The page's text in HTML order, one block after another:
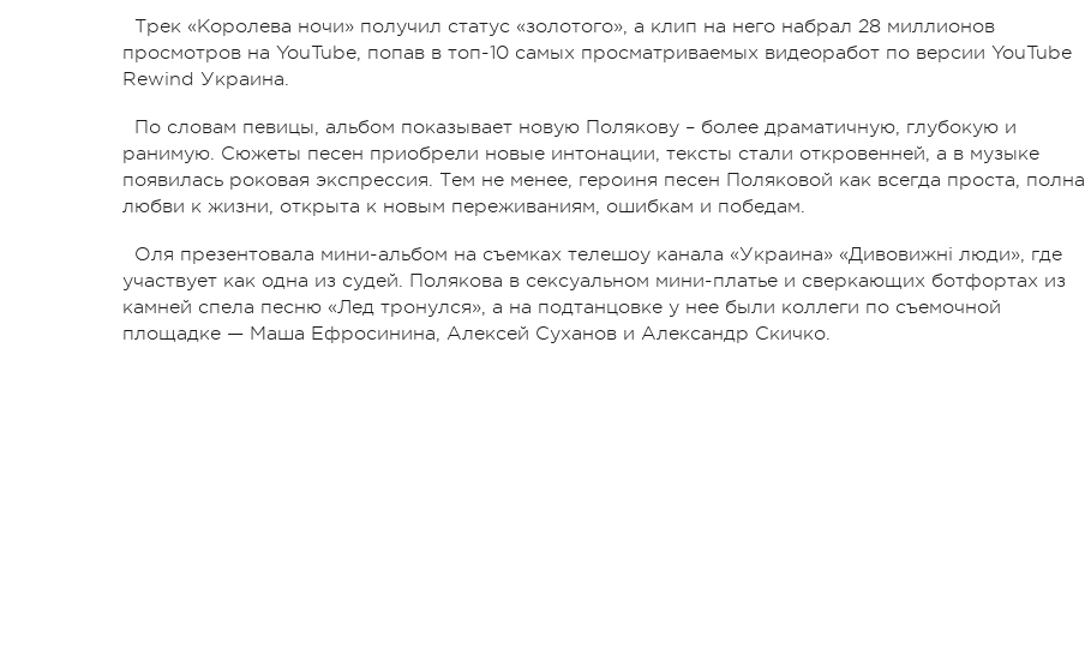
Трек «Королева ночи» получил статус «золотого», а клип на него набрал 28 миллионов
просмотров на YouTube, попав в топ-10 самых просматриваемых видеоработ по версии YouTube
Rewind Украина.
По словам певицы, альбом показывает новую Полякову – более драматичную, глубокую и
ранимую. Сюжеты песен приобрели новые интонации, тексты стали откровенней, а в музыке
появилась роковая экспрессия. Тем не менее, героиня песен Поляковой как всегда проста, полна
любви к жизни, открыта к новым переживаниям, ошибкам и победам.
Оля презентовала мини-альбом на съемках телешоу канала «Украина» «Дивовижні люди», где
участвует как одна из судей. Полякова в сексуальном мини-платье и сверкающих ботфортах из
камней спела песню «Лед тронулся», а на подтанцовке у нее были коллеги по съемочной
площадке — Маша Ефросинина, Алексей Суханов и Александр Скичко.